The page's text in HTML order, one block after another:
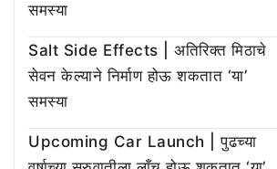
समस्या
Salt Side Effects | अतिरिक्त मिठाचे
सेवन केल्याने निर्माण होऊ शकतात ‘या’
समस्या
Upcoming Car Launch | पुढच्या